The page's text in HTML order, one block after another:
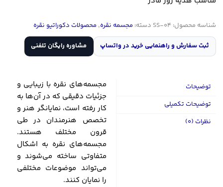
شناسه محصول: SS-04 دسته: مجسمه نقره, محصولات دکوراتیو نقره
ثبت سفارش و راهنمایی خرید در واتساپ مشاوره رایگان تلفنی
توضیحات
توضیحات تکمیلی
نظرات (0)
مجسمه‌های نقره با زیبایی و
جزئیات دقیقی که در آن‌ها به
کار رفته است، نمایانگر هنر و
تخصص هنرمندان در طی
قرون مختلف هستند.
مجسمه‌های نقره به اشکال
متفاوتی ساخته می‌شوند و
می‌تواند موضوعات مختلفی
را نمایان کنند.